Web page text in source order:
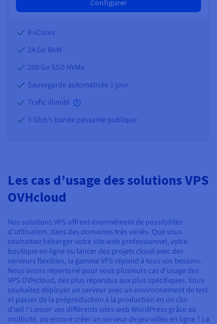
Configurer
8 vCores
24 Go RAM
200 Go SSD NVMe
Sauvegarde automatisée 1 jour
Trafic illimité
3 Gbit/s bande passante publique
Les cas d’usage des solutions VPS
OVHcloud
Nos solutions VPS offrent énormément de possibilités
d’utilisation, dans des domaines très variés. Que vous
souhaitiez héberger votre site web professionnel, votre
boutique en ligne ou lancer des projets cloud avec des
serveurs flexibles, la gamme VPS répond à tous vos besoins.
Nous avons répertorié pour vous plusieurs cas d’usage des
VPS OVHcloud, des plus répandus aux plus spécifiques. Vous
souhaitez déployer un serveur avec un environnement de test
et passer de la préproduction à la production en un clin
d’œil ? Lancer vos différents sites web WordPress grâce au
multisite, ou encore créer un serveur de jeu vidéo en ligne ? La